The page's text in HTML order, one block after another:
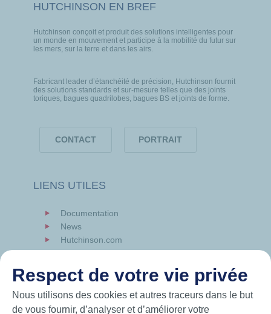
HUTCHINSON EN BREF
Hutchinson conçoit et produit des solutions intelligentes pour
un monde en mouvement et participe à la mobilité du futur sur
les mers, sur la terre et dans les airs.
Fabricant leader d’étanchéité de précision, Hutchinson fournit
des solutions standards et sur-mesure telles que des joints
toriques, bagues quadrilobes, bagues BS et joints de forme.
CONTACT PORTRAIT
LIENS UTILES
Documentation
News
Hutchinson.com
Respect de votre vie privée
Nous utilisons des cookies et autres traceurs dans le but
de vous fournir, d’analyser et d’améliorer votre